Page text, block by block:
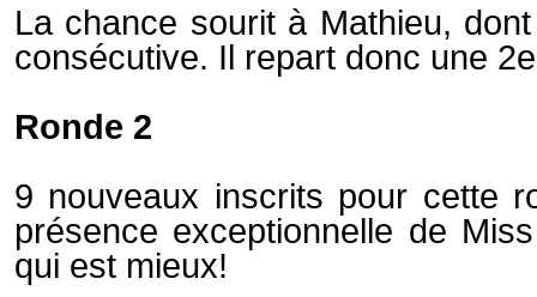
La chance sourit à Mathieu,
consécutive. Il repart donc une
Ronde 2
9 nouveaux inscrits pour cette
présence exceptionnelle de
qui est mieux!